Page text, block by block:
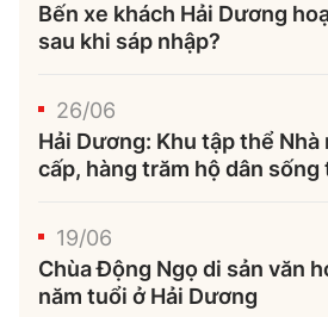
Bến xe khách Hải Dương
sau khi sáp nhập?
26/06
Hải Dương: Khu tập thể Nhà
cấp, hàng trăm hộ dân sống
19/06
Chùa Động Ngọ di sản văn
năm tuổi ở Hải Dương